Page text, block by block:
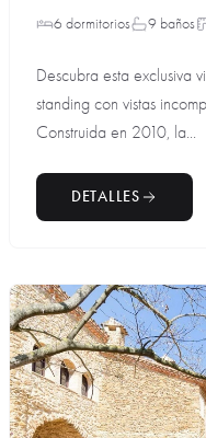
6 dormitorios 9 baños
Descubra esta exclusiva
standing con vistas
Construida en 2010, la...
DETALLES